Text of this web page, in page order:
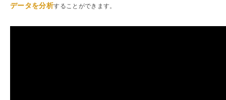
データを分析することができます。